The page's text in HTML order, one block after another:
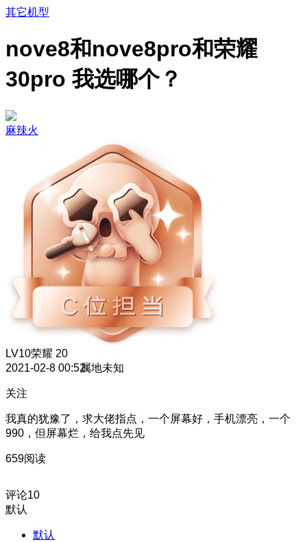
其它机型
nove8和nove8pro和荣耀
30pro 我选哪个？
麻辣火
LV10荣耀 20
2021-02-8 00:52属地未知
关注
我真的犹豫了，求大佬指点，一个屏幕好，手机漂亮，一个
990，但屏幕烂，给我点先见
659阅读
评论10
默认
默认